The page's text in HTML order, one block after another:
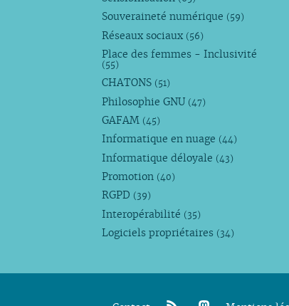
Souveraineté numérique (59)
Réseaux sociaux (56)
Place des femmes - Inclusivité
(55)
CHATONS (51)
Philosophie GNU (47)
GAFAM (45)
Informatique en nuage (44)
Informatique déloyale (43)
Promotion (40)
RGPD (39)
Interopérabilité (35)
Logiciels propriétaires (34)